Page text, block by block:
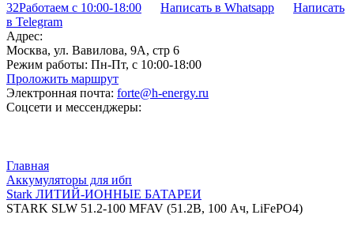
32Работаем с 10:00-18:00 Написать в Whatsapp
Написать
в Telegram
Адрес:
Москва, ул. Вавилова, 9А, стр 6
Режим работы: Пн-Пт, с 10:00-18:00
Проложить маршрут
Электронная почта: forte@h-energy.ru
Соцсети и мессенджеры:
Главная
Аккумуляторы для ибп
Stark ЛИТИЙ-ИОННЫЕ БАТАРЕИ
STARK SLW 51.2-100 MFAV (51.2В, 100 Ач, LiFePO4)